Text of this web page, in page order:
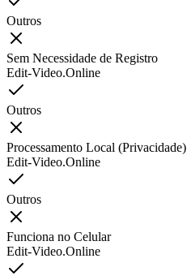
Outros
Sem Necessidade de Registro
Edit-Video.Online
Outros
Processamento Local (Privacidade)
Edit-Video.Online
Outros
Funciona no Celular
Edit-Video.Online